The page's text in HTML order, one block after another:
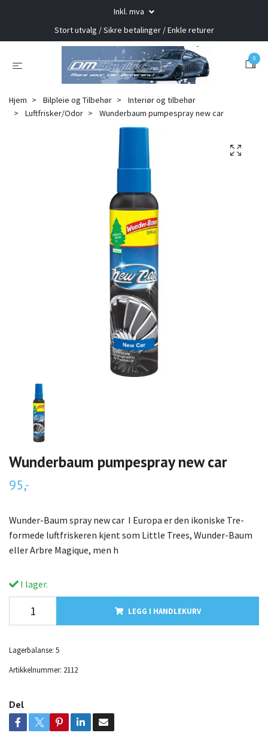
Inkl. mva
Stort utvalg / Sikre betalinger / Enkle returer
0
Hjem Bilpleie og Tilbehør
Interiør og tilbehør
Luftfrisker/Odor
Wunderbaum pumpespray new car
Wunderbaum pumpespray new car
95,-
Wunder-Baum spray new car I Europa er den ikoniske Tre-
formede luftfriskeren kjent som Little Trees, Wunder-Baum
eller Arbre Magique, men h
I lager.
LEGG I HANDLEKURV
Lagerbalanse: 5
Artikkelnummer: 2112
Del